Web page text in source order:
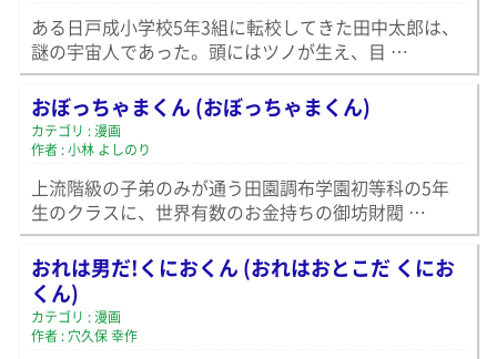
ある日戸成小学校5年3組に転校してきた田中太郎は、
謎の宇宙人であった。頭にはツノが生え、目 …
おぼっちゃまくん (おぼっちゃまくん)
カテゴリ : 漫画
作者 : 小林 よしのり
上流階級の子弟のみが通う田園調布学園初等科の5年
生のクラスに、世界有数のお金持ちの御坊財閥 …
おれは男だ!くにおくん (おれはおとこだ くにお
くん)
カテゴリ : 漫画
作者 : 穴久保 幸作